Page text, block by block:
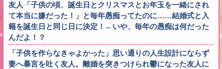
友人「子供の頃、誕生日とクリスマスとお年玉を一緒にされ
て本当に嫌だった！」と毎年愚痴ってたのに……結婚式と入
籍を誕生日と同じ日に決定！←いや、毎年の愚痴は何だった
んだよ！？
「子供を作らなきゃよかった」思い通りの人生設計にならず
妻へ暴言を吐く友人。離婚を突きつけられ鬱になった友人に